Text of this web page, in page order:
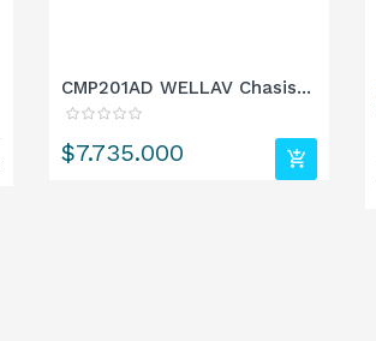
CMP201AD WELLAV Chasis...
Precio
$7.735.000